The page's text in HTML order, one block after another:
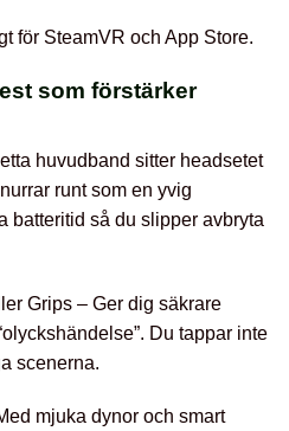
för SteamVR och App Store.
som förstärker
huvudband sitter headsetet
runt som en yvig
batteritid så du slipper avbryta
Grips – Ger dig säkrare
Du tappar inte
scenerna.
mjuka dynor och smart